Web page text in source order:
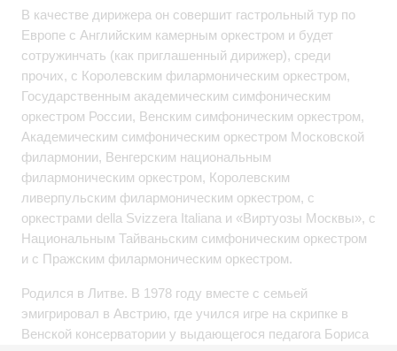
В качестве дирижера он совершит гастрольный тур по
Европе с Английским камерным оркестром и будет
сотружинчать (как приглашенный дирижер), среди
прочих, с Королевским филармоническим оркестром,
Государственным академическим симфоническим
оркестром России, Венским симфоническим оркестром,
Академическим симфоническим оркестром Московской
филармонии, Венгерским национальным
филармоническим оркестром, Королевским
ливерпульским филармоническим оркестром, с
оркестрами della Svizzera Italiana и «Виртуозы Москвы», с
Национальным Тайваньским симфоническим оркестром
и с Пражским филармоническим оркестром.
Родился в Литве. В 1978 году вместе с семьей
эмигрировал в Австрию, где учился игре на скрипке в
Венской консерватории у выдающегося педагога Бориса